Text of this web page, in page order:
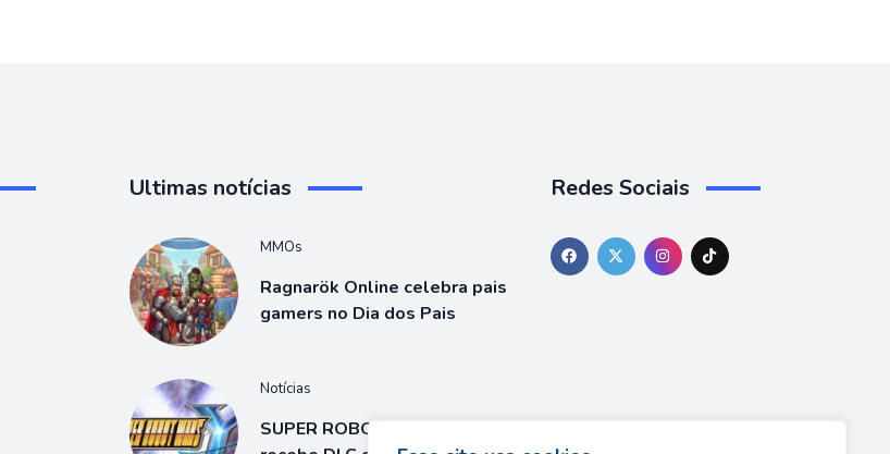
Ultimas notícias
MMOs
Ragnarök Online celebra pais
gamers no Dia dos Pais
Notícias
SUPER ROBOT WARS Y
Redes Sociais